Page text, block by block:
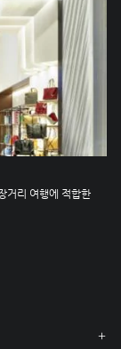
거리 여행에 적합한